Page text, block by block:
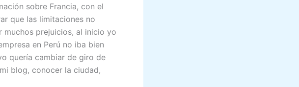
sobre Francia, con el
que las limitaciones no
muchos prejuicios, al inicio yo
en Perú no iba bien
quería cambiar de giro de
blog, conocer la ciudad,